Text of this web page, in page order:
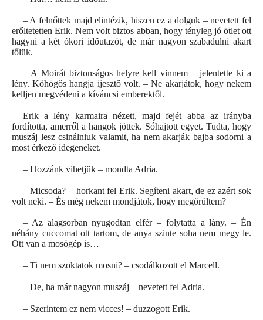
– A felnőttek majd elintézik, hiszen ez a dolguk – nevetett fel
erőltetetten Erik. Nem volt biztos abban, hogy tényleg jó ötlet ott
hagyni a két ókori időutazót, de már nagyon szabadulni akart
tőlük.
– A Moirát biztonságos helyre kell vinnem – jelentette ki a
lény. Köhögős hangja ijesztő volt. – Ne akarjátok, hogy nekem
kelljen megvédeni a kíváncsi emberektől.
Erik a lény karmaira nézett, majd fejét abba az irányba
fordította, amerről a hangok jöttek. Sóhajtott egyet. Tudta, hogy
muszáj lesz csinálniuk valamit, ha nem akarják bajba sodorni a
most érkező idegeneket.
– Hozzánk vihetjük – mondta Adria.
– Micsoda? – horkant fel Erik. Segíteni akart, de ez azért sok
volt neki. – És még nekem mondjátok, hogy megőrültem?
– Az alagsorban nyugodtan elfér – folytatta a lány. – Én
néhány cuccomat ott tartom, de anya szinte soha nem megy le.
Ott van a mosógép is…
– Ti nem szoktatok mosni? – csodálkozott el Marcell.
– De, ha már nagyon muszáj – nevetett fel Adria.
– Szerintem ez nem vicces! – duzzogott Erik.